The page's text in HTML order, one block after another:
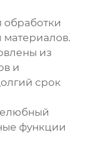
обработки
из
и
срок
функции